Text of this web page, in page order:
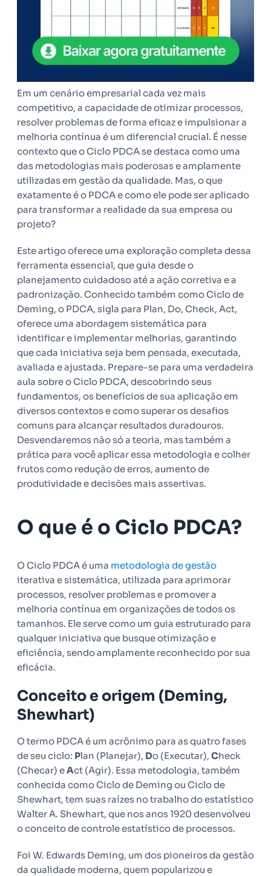
Em um cenário empresarial cada vez mais
competitivo, a capacidade de otimizar processos,
resolver problemas de forma eficaz e impulsionar a
melhoria contínua é um diferencial crucial. É nesse
contexto que o Ciclo PDCA se destaca como uma
das metodologias mais poderosas e amplamente
utilizadas em gestão da qualidade. Mas, o que
exatamente é o PDCA e como ele pode ser aplicado
para transformar a realidade da sua empresa ou
projeto?
Este artigo oferece uma exploração completa dessa
ferramenta essencial, que guia desde o
planejamento cuidadoso até a ação corretiva e a
padronização. Conhecido também como Ciclo de
Deming, o PDCA, sigla para Plan, Do, Check, Act,
oferece uma abordagem sistemática para
identificar e implementar melhorias, garantindo
que cada iniciativa seja bem pensada, executada,
avaliada e ajustada. Prepare-se para uma verdadeira
aula sobre o Ciclo PDCA, descobrindo seus
fundamentos, os benefícios de sua aplicação em
diversos contextos e como superar os desafios
comuns para alcançar resultados duradouros.
Desvendaremos não só a teoria, mas também a
prática para você aplicar essa metodologia e colher
frutos como redução de erros, aumento de
produtividade e decisões mais assertivas.
O que é o Ciclo PDCA?
O Ciclo PDCA é uma metodologia de gestão
iterativa e sistemática, utilizada para aprimorar
processos, resolver problemas e promover a
melhoria contínua em organizações de todos os
tamanhos. Ele serve como um guia estruturado para
qualquer iniciativa que busque otimização e
eficiência, sendo amplamente reconhecido por sua
eficácia.
Conceito e origem (Deming,
Shewhart)
O termo PDCA é um acrônimo para as quatro fases
de seu ciclo: Plan (Planejar), Do (Executar), Check
(Checar) eAct (Agir). Essa metodologia, também
conhecida como Ciclo de Deming ou Ciclo de
Shewhart, tem suas raízes no trabalho do estatístico
Walter A. Shewhart, que nos anos 1920 desenvolveu
o conceito de controle estatístico de processos.
Foi W. Edwards Deming, um dos pioneiros da gestão
da qualidade moderna, quem popularizou e